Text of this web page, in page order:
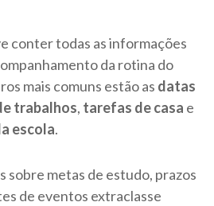
conter todas as informações
da rotina do
mais comuns estão as datas
trabalhos, tarefas de casa e
escola.
sobre metas de estudo, prazos
de eventos extraclasse